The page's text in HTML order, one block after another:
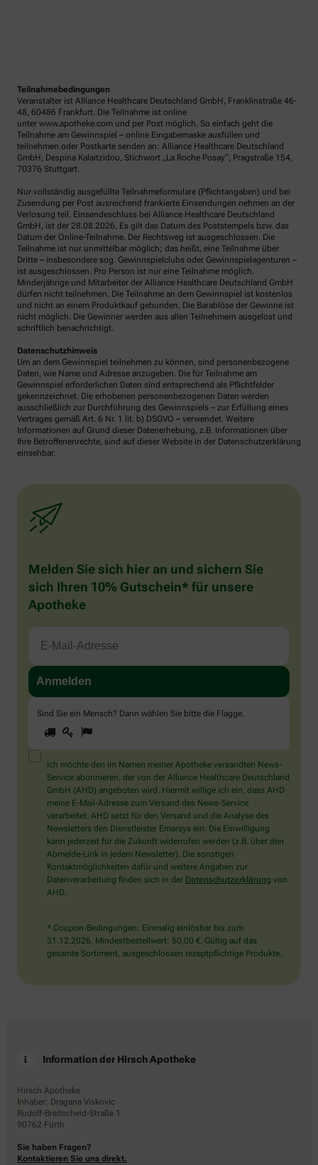
Teilnahmebedingungen
Veranstalter ist Alliance Healthcare Deutschland GmbH, Franklinstraße 46-
48, 60486 Frankfurt. Die Teilnahme ist online
unter www.apotheke.com und per Post möglich. So einfach geht die
Teilnahme am Gewinnspiel – online Eingabemaske ausfüllen und
teilnehmen oder Postkarte senden an: Alliance Healthcare Deutschland
GmbH, Despina Kalaitzidou, Stichwort „La Roche Posay“, Pragstraße 154,
70376 Stuttgart.
Nur vollständig ausgefüllte Teilnahmeformulare (Pflichtangaben) und bei
Zusendung per Post ausreichend frankierte Einsendungen nehmen an der
Verlosung teil. Einsendeschluss bei Alliance Healthcare Deutschland
GmbH, ist der 28.08.2026. Es gilt das Datum des Poststempels bzw. das
Datum der Online-Teilnahme. Der Rechtsweg ist ausgeschlossen. Die
Teilnahme ist nur unmittelbar möglich; das heißt, eine Teilnahme über
Dritte – insbesondere sog. Gewinnspielclubs oder Gewinnspielagenturen –
ist ausgeschlossen. Pro Person ist nur eine Teilnahme möglich.
Minderjährige und Mitarbeiter der Alliance Healthcare Deutschland GmbH
dürfen nicht teilnehmen. Die Teilnahme an dem Gewinnspiel ist kostenlos
und nicht an einem Produktkauf gebunden. Die Barablöse der Gewinne ist
nicht möglich. Die Gewinner werden aus allen Teilnehmern ausgelost und
schriftlich benachrichtigt.
Datenschutzhinweis
Um an dem Gewinnspiel teilnehmen zu können, sind personenbezogene
Daten, wie Name und Adresse anzugeben. Die für Teilnahme am
Gewinnspiel erforderlichen Daten sind entsprechend als Pflichtfelder
gekennzeichnet. Die erhobenen personenbezogenen Daten werden
ausschließlich zur Durchführung des Gewinnspiels – zur Erfüllung eines
Vertrages gemäß Art. 6 Nr. 1 lit. b) DSGVO – verwendet. Weitere
Informationen auf Grund dieser Datenerhebung, z.B. Informationen über
Ihre Betroffenenrechte, sind auf dieser Website in der Datenschutzerklärung
einsehbar.
Melden Sie sich hier an und sichern Sie
sich Ihren 10% Gutschein* für unsere
Apotheke
Sind Sie ein Mensch? Dann wählen Sie bitte die Flagge.
Sind
Sie
ein
Mensch?
Dann
wählen
Sie
bitte
die
Flagge.
1 2
Ich möchte den im Namen meiner Apotheke versandten News-
Service abonnieren, der von der Alliance Healthcare Deutschland
GmbH (AHD) angeboten wird. Hiermit willige ich ein, dass AHD
meine E-Mail-Adresse zum Versand des News-Service
verarbeitet. AHD setzt für den Versand und die Analyse des
Newsletters den Dienstleister Emarsys ein. Die Einwilligung
kann jederzeit für die Zukunft widerrufen werden (z.B. über den
Abmelde-Link in jedem Newsletter). Die sonstigen
Kontaktmöglichkeiten dafür und weitere Angaben zur
Datenverarbeitung finden sich in der Datenschutzerklärung von
AHD.
* Coupon-Bedingungen: Einmalig einlösbar bis zum
31.12.2026. Mindestbestellwert: 50,00 €. Gültig auf das
gesamte Sortiment, ausgeschlossen rezeptpflichtige Produkte.
Information der Hirsch Apotheke
Hirsch Apotheke
Inhaber: Dragana Viskovic
Rudolf-Breitscheid-Straße 1
90762 Fürth
Sie haben Fragen?
Kontaktieren Sie uns direkt.